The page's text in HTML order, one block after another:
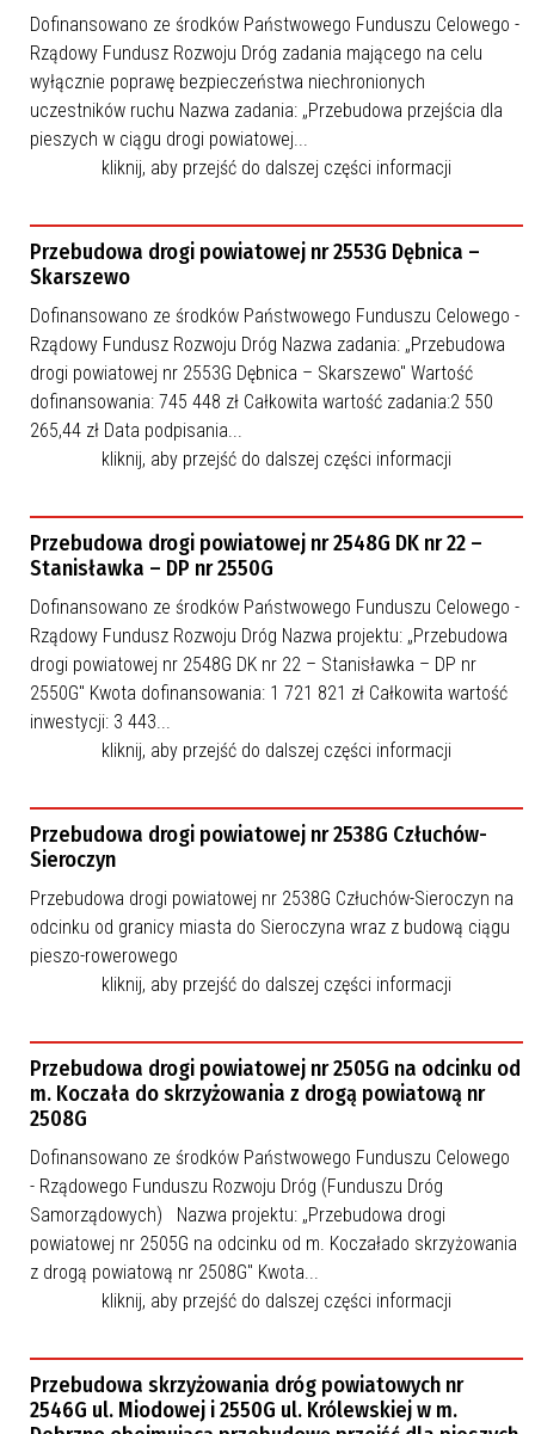
Dofinansowano ze środków Państwowego Funduszu Celowego -
Rządowy Fundusz Rozwoju Dróg zadania mającego na celu
wyłącznie poprawę bezpieczeństwa niechronionych
uczestników ruchu Nazwa zadania: „Przebudowa przejścia dla
pieszych w ciągu drogi powiatowej...
kliknij, aby przejść do dalszej części informacji
Przebudowa drogi powiatowej nr 2553G Dębnica –
Skarszewo
Dofinansowano ze środków Państwowego Funduszu Celowego -
Rządowy Fundusz Rozwoju Dróg Nazwa zadania: „Przebudowa
drogi powiatowej nr 2553G Dębnica – Skarszewo" Wartość
dofinansowania: 745 448 zł Całkowita wartość zadania:2 550
265,44 zł Data podpisania...
kliknij, aby przejść do dalszej części informacji
Przebudowa drogi powiatowej nr 2548G DK nr 22 –
Stanisławka – DP nr 2550G
Dofinansowano ze środków Państwowego Funduszu Celowego -
Rządowy Fundusz Rozwoju Dróg Nazwa projektu: „Przebudowa
drogi powiatowej nr 2548G DK nr 22 – Stanisławka – DP nr
2550G" Kwota dofinansowania: 1 721 821 zł Całkowita wartość
inwestycji: 3 443...
kliknij, aby przejść do dalszej części informacji
Przebudowa drogi powiatowej nr 2538G Człuchów-
Sieroczyn
Przebudowa drogi powiatowej nr 2538G Człuchów-Sieroczyn na
odcinku od granicy miasta do Sieroczyna wraz z budową ciągu
pieszo-rowerowego
kliknij, aby przejść do dalszej części informacji
Przebudowa drogi powiatowej nr 2505G na odcinku od
m. Koczała do skrzyżowania z drogą powiatową nr
2508G
Dofinansowano ze środków Państwowego Funduszu Celowego
- Rządowego Funduszu Rozwoju Dróg (Funduszu Dróg
Samorządowych) Nazwa projektu: „Przebudowa drogi
powiatowej nr 2505G na odcinku od m. Koczałado skrzyżowania
z drogą powiatową nr 2508G" Kwota...
kliknij, aby przejść do dalszej części informacji
Przebudowa skrzyżowania dróg powiatowych nr
2546G ul. Miodowej i 2550G ul. Królewskiej w m.